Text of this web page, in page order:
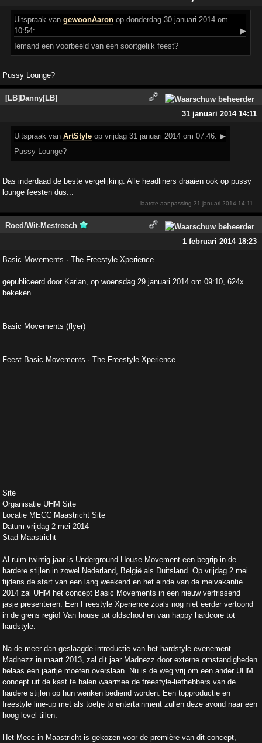
Uitspraak vangewoonAaron op donderdag 30 januari 2014 om
10:54:
▶
Iemand een voorbeeld van een soortgelijk feest?
Pussy Lounge?
[LB]Danny[LB]
31 januari 2014 14:11
Uitspraak vanArtStyle op vrijdag 31 januari 2014 om 07:46: ▶
Pussy Lounge?
Das inderdaad de beste vergelijking. Alle headliners draaien ook op pussy
lounge feesten dus...
laatste aanpassing31 januari 2014 14:11
Roed/Wit-Mestreech
1 februari 2014 18:23
Basic Movements · The Freestyle Xperience
gepubliceerd door Karian, op woensdag 29 januari 2014 om 09:10, 624x
bekeken
Basic Movements (flyer)
Feest Basic Movements · The Freestyle Xperience
Site
Organisatie UHM Site
Locatie MECC Maastricht Site
Datum vrijdag 2 mei 2014
Stad Maastricht
Al ruim twintig jaar is Underground House Movement een begrip in de
hardere stijlen in zowel Nederland, België als Duitsland. Op vrijdag 2 mei
tijdens de start van een lang weekend en het einde van de meivakantie
2014 zal UHM het concept Basic Movements in een nieuw verfrissend
jasje presenteren. Een Freestyle Xperience zoals nog niet eerder vertoond
in de grens regio! Van house tot oldschool en van happy hardcore tot
hardstyle.
Na de meer dan geslaagde introductie van het hardstyle evenement
Madnezz in maart 2013, zal dit jaar Madnezz door externe omstandigheden
helaas een jaartje moeten overslaan. Nu is de weg vrij om een ander UHM
concept uit de kast te halen waarmee de freestyle-liefhebbers van de
hardere stijlen op hun wenken bediend worden. Een topproductie en
freestyle line-up met als toetje to entertainment zullen deze avond naar een
hoog level tillen.
Het Mecc in Maastricht is gekozen voor de première van dit concept,